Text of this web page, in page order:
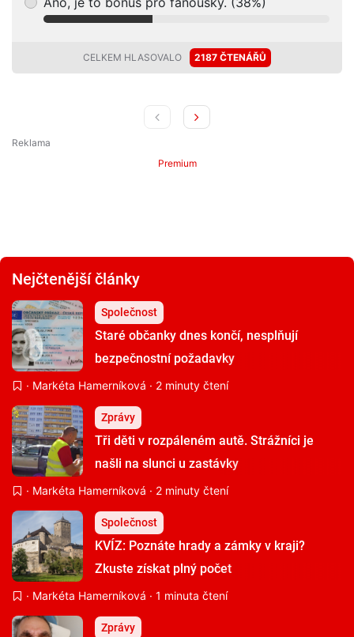
CELKEM HLASOVALO 2187 ČTENÁŘŮ
Premium
Nejčtenější články
Společnost
Staré občanky dnes končí, nesplňují
bezpečnostní požadavky
· Markéta Hamerníková · 2 minuty čtení
Zprávy
Tři děti v rozpáleném autě. Strážníci je
našli na slunci u zastávky
· Markéta Hamerníková · 2 minuty čtení
Společnost
KVÍZ: Poznáte hrady a zámky v kraji?
Zkuste získat plný počet
· Markéta Hamerníková · 1 minuta čtení
Zprávy